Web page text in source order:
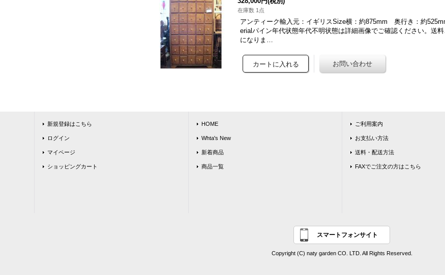
在庫数 1点
アンティーク輸入元：イギリスSize横：約875mm 奥行き：約
erialパイン年代状態年代不明状態は詳細画像でご確認ください。送
になりま…
新規登録はこちら
ログイン
マイページ
ショッピングカート
HOME
Whta's New
新着商品
商品一覧
ご利用案内
お支払い方法
送料・配送方法
FAXでご注文の方はこちら
スマートフォンサイト
Copyright (C) naty garden CO. LTD. All Rights Reserved.